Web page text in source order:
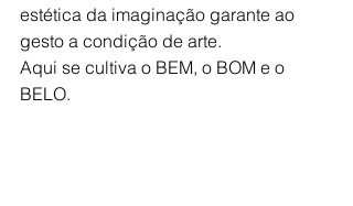
estética da imaginação garante ao
gesto a condição de arte.
Aqui se cultiva o BEM, o BOM e o
BELO.